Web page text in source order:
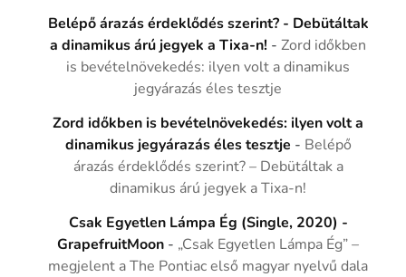
Belépő árazás érdeklődés szerint? - Debütáltak
a dinamikus árú jegyek a Tixa-n! -Zord időkben
is bevételnövekedés: ilyen volt a dinamikus
jegyárazás éles tesztje
Zord időkben is bevételnövekedés: ilyen volt a
dinamikus jegyárazás éles tesztje - Belépő
árazás érdeklődés szerint? – Debütáltak a
dinamikus árú jegyek a Tixa-n!
Csak Egyetlen Lámpa Ég (Single, 2020) -
GrapefruitMoon - „Csak Egyetlen Lámpa Ég” –
megjelent a The Pontiac első magyar nyelvű dala